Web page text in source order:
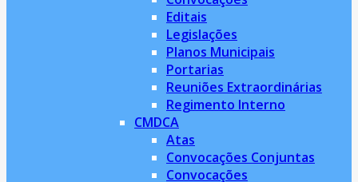
Editais
Legislações
Planos Municipais
Portarias
Reuniões Extraordinárias
Regimento Interno
CMDCA
Atas
Convocações Conjuntas
Convocações